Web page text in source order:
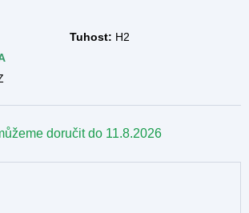
doručit do 11.8.2026
Tuhost: H2